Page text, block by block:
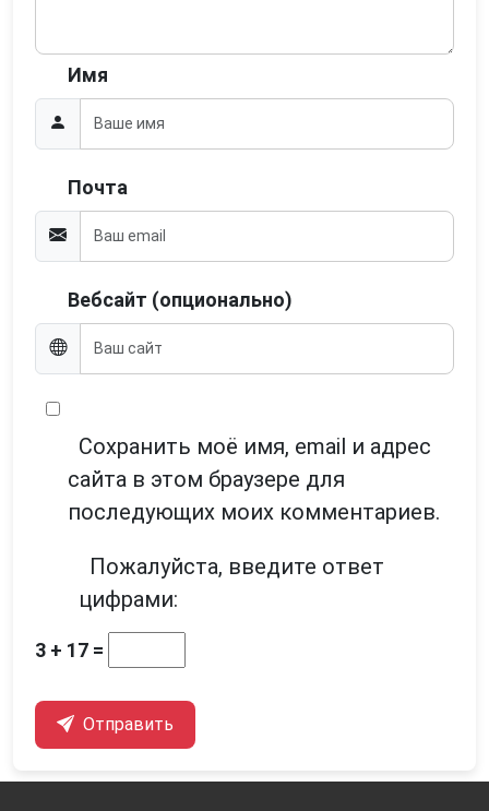
Имя
Почта
Вебсайт (опционально)
Сохранить моё имя, email и адрес
сайта в этом браузере для
последующих моих комментариев.
Пожалуйста, введите ответ
цифрами:
3 + 17 =
Отправить